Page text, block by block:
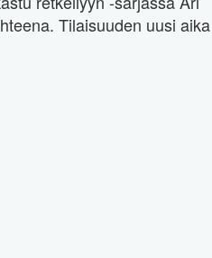
Tilaisuuden uusi aika